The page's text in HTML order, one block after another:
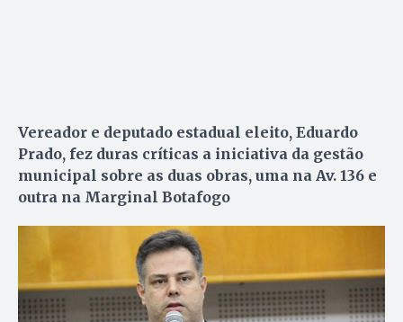
Vereador e deputado estadual eleito, Eduardo
Prado, fez duras críticas a iniciativa da gestão
municipal sobre as duas obras, uma na Av. 136 e
outra na Marginal Botafogo